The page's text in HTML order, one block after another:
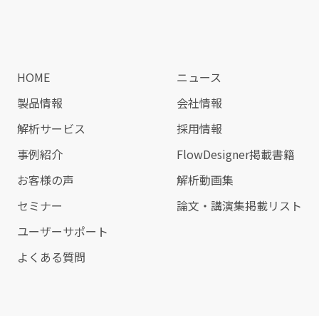
HOME
製品情報
解析サービス
事例紹介
お客様の声
セミナー
ユーザーサポート
よくある質問
ニュース
会社情報
採用情報
FlowDesigner掲載書籍
解析動画集
論文・講演集掲載リスト